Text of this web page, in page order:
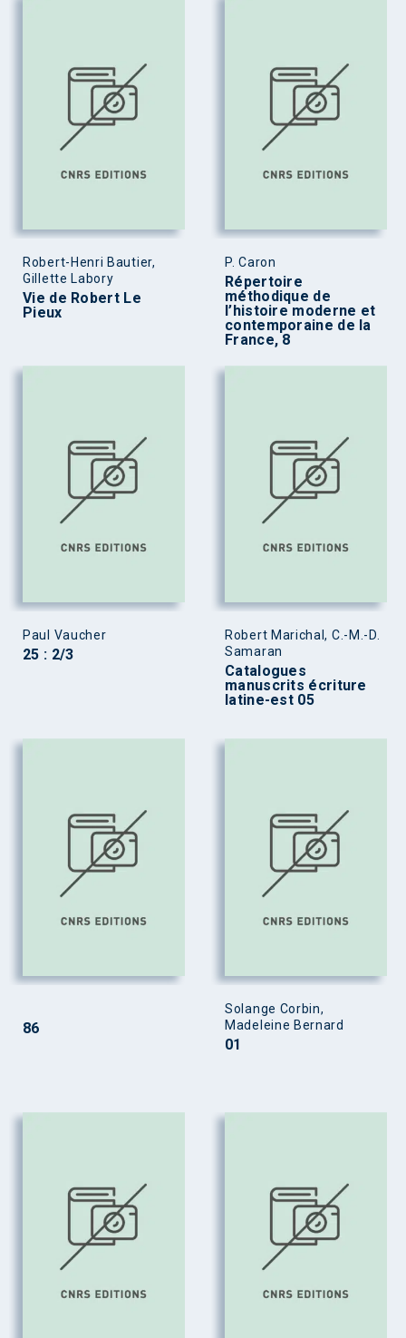
Robert-Henri Bautier,
Gillette Labory
Vie de Robert Le
Pieux
P. Caron
Répertoire
méthodique de
l’histoire moderne et
contemporaine de la
France, 8
Paul Vaucher
25 : 2/3
Robert Marichal, C.-M.-D.
Samaran
Catalogues
manuscrits écriture
latine-est 05
86
Solange Corbin,
Madeleine Bernard
01